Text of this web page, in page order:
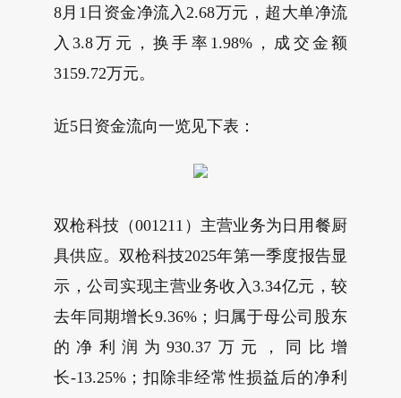
8月1日资金净流入2.68万元，超大单净流
入3.8万元，换手率1.98%，成交金额
3159.72万元。
近5日资金流向一览见下表：
双枪科技（001211）主营业务为日用餐厨
具供应。双枪科技2025年第一季度报告显
示，公司实现主营业务收入3.34亿元，较
去年同期增长9.36%；归属于母公司股东
的净利润为930.37万元，同比增
长-13.25%；扣除非经常性损益后的净利